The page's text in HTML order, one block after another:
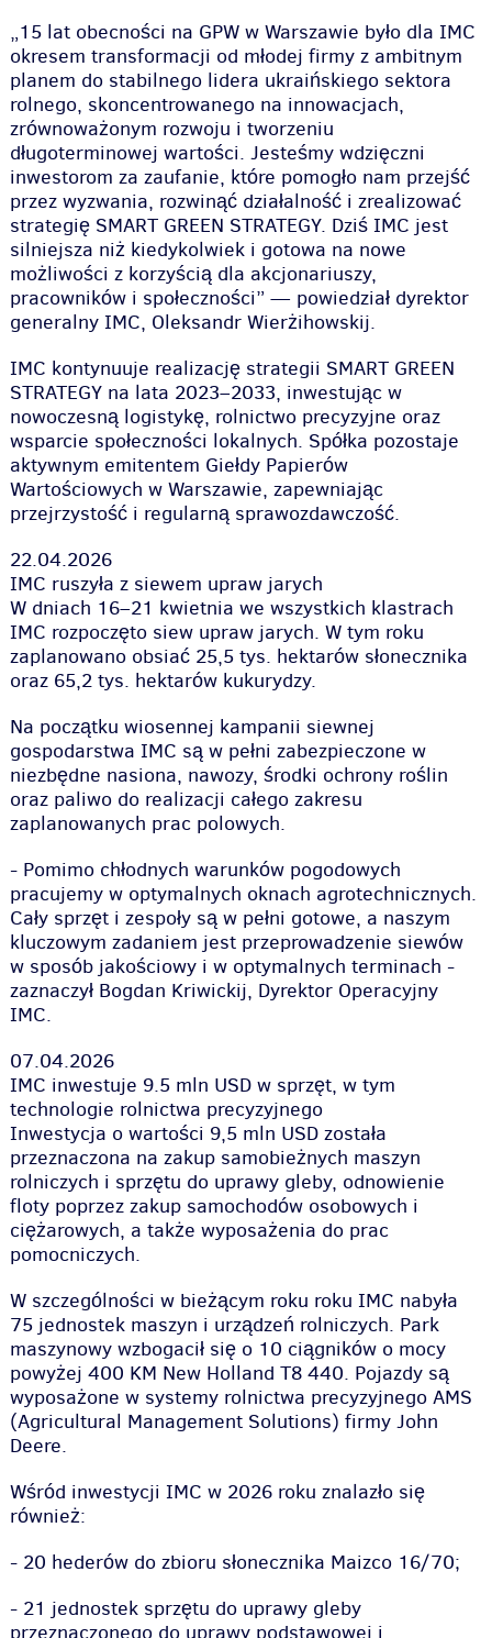
„15 lat obecności na GPW w Warszawie było dla IMC
okresem transformacji od młodej firmy z ambitnym
planem do stabilnego lidera ukraińskiego sektora
rolnego, skoncentrowanego na innowacjach,
zrównoważonym rozwoju i tworzeniu
długoterminowej wartości. Jesteśmy wdzięczni
inwestorom za zaufanie, które pomogło nam przejść
przez wyzwania, rozwinąć działalność i zrealizować
strategię SMART GREEN STRATEGY. Dziś IMC jest
silniejsza niż kiedykolwiek i gotowa na nowe
możliwości z korzyścią dla akcjonariuszy,
pracowników i społeczności” — powiedział dyrektor
generalny IMC, Oleksandr Wierżihowskij.
IMC kontynuuje realizację strategii SMART GREEN
STRATEGY na lata 2023–2033, inwestując w
nowoczesną logistykę, rolnictwo precyzyjne oraz
wsparcie społeczności lokalnych. Spółka pozostaje
aktywnym emitentem Giełdy Papierów
Wartościowych w Warszawie, zapewniając
przejrzystość i regularną sprawozdawczość.
22.04.2026
IMC ruszyła z siewem upraw jarych
W dniach 16–21 kwietnia we wszystkich klastrach
IMC rozpoczęto siew upraw jarych. W tym roku
zaplanowano obsiać 25,5 tys. hektarów słonecznika
oraz 65,2 tys. hektarów kukurydzy.
Na początku wiosennej kampanii siewnej
gospodarstwa IMC są w pełni zabezpieczone w
niezbędne nasiona, nawozy, środki ochrony roślin
oraz paliwo do realizacji całego zakresu
zaplanowanych prac polowych.
- Pomimo chłodnych warunków pogodowych
pracujemy w optymalnych oknach agrotechnicznych.
Cały sprzęt i zespoły są w pełni gotowe, a naszym
kluczowym zadaniem jest przeprowadzenie siewów
w sposób jakościowy i w optymalnych terminach -
zaznaczył Bogdan Kriwickij, Dyrektor Operacyjny
IMC.
07.04.2026
IMC inwestuje 9.5 mln USD w sprzęt, w tym
technologie rolnictwa precyzyjnego
Inwestycja o wartości 9,5 mln USD została
przeznaczona na zakup samobieżnych maszyn
rolniczych i sprzętu do uprawy gleby, odnowienie
floty poprzez zakup samochodów osobowych i
ciężarowych, a także wyposażenia do prac
pomocniczych.
W szczególności w bieżącym roku roku IMC nabyła
75 jednostek maszyn i urządzeń rolniczych. Park
maszynowy wzbogacił się o 10 ciągników o mocy
powyżej 400 KM New Holland T8 440. Pojazdy są
wyposażone w systemy rolnictwa precyzyjnego AMS
(Agricultural Management Solutions) firmy John
Deere.
Wśród inwestycji IMC w 2026 roku znalazło się
również:
- 20 hederów do zbioru słonecznika Maizco 16/70;
- 21 jednostek sprzętu do uprawy gleby
przeznaczonego do uprawy podstawowej i